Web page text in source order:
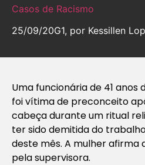
Casos de Racismo
25/09/20G1, por Kessillen
Uma funcionária de 41 anos
foi vítima de preconceito
cabeça durante um ritual
ter sido demitida do
deste mês. A mulher afirma
pela supervisora.